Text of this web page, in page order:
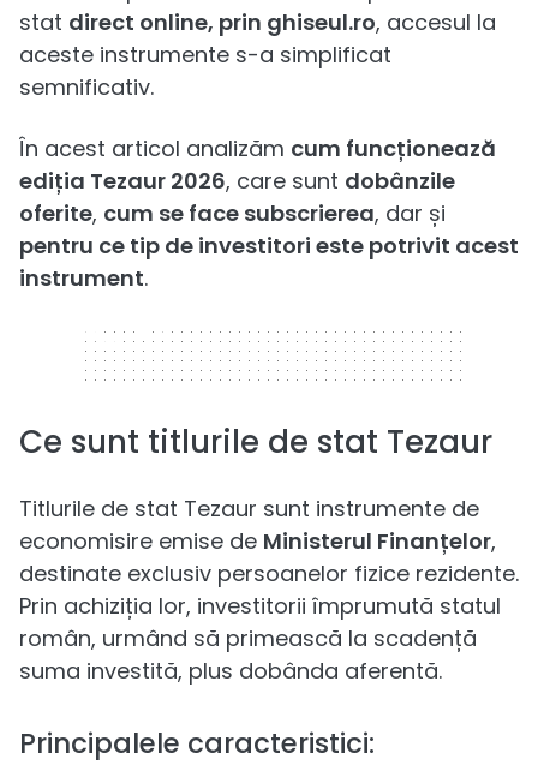
stat direct online, prin ghiseul.ro, accesul la
aceste instrumente s-a simplificat
semnificativ.
În acest articol analizăm cum funcționează
ediția Tezaur 2026, care sunt dobânzile
oferite, cum se face subscrierea, dar și
pentru ce tip de investitori este potrivit acest
instrument.
320 x 50
Ce sunt titlurile de stat Tezaur
Titlurile de stat Tezaur sunt instrumente de
economisire emise de Ministerul Finanțelor,
destinate exclusiv persoanelor fizice rezidente.
Prin achiziția lor, investitorii împrumută statul
român, urmând să primească la scadență
suma investită, plus dobânda aferentă.
Principalele caracteristici: